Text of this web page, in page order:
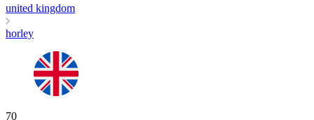
united kingdom
horley
70